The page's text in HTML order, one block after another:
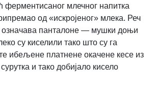
ферментисаног млечног напитка
од «искројеног» млека. Реч
означава панталоне — мушки доњи
су киселили тако што су га
ибељене платнене окачене кесе из
и тако добијало кисело